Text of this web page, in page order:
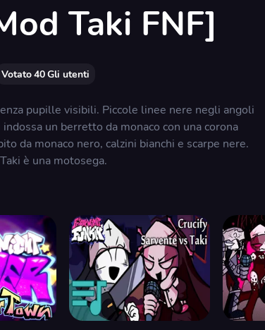
Taki FNF]
Votato40Gli utenti
pupille visibili. Piccole linee nere negli angoli
un berretto da monaco con una corona
da monaco nero, calzini bianchi e scarpe nere.
è una motosega.